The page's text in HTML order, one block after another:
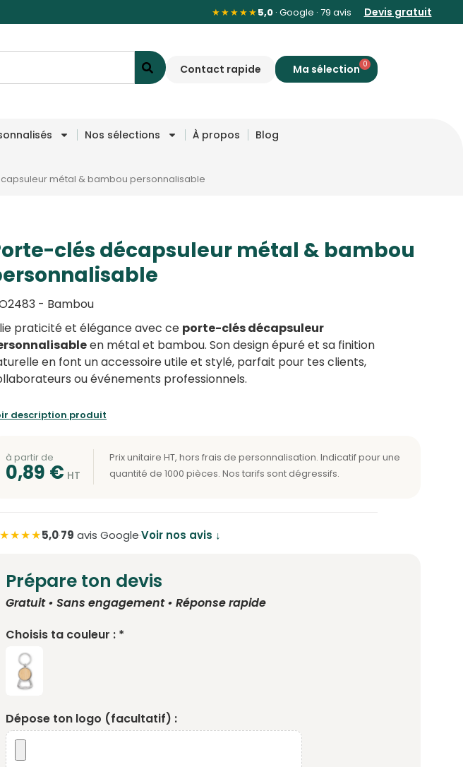
★★★★★5,0· Google · 79 avis Devis gratuit
Contact rapide 0
Nos sélections À propos Blog
métal & bambou personnalisable
clés décapsuleur métal & bambou
- Bambou
praticité et élégance avec ce porte-clés décapsuleur
en métal et bambou. Son design épuré et sa finition
en font un accessoire utile et stylé, parfait pour tes clients,
ou événements professionnels.
description produit
à partir de
0,89 €
5,0·79 avis Google·Voir nos avis ↓
Prépare ton devis
Gratuit • Sans engagement • Réponse rapide
Choisis ta couleur : *
Dépose ton logo (facultatif) :